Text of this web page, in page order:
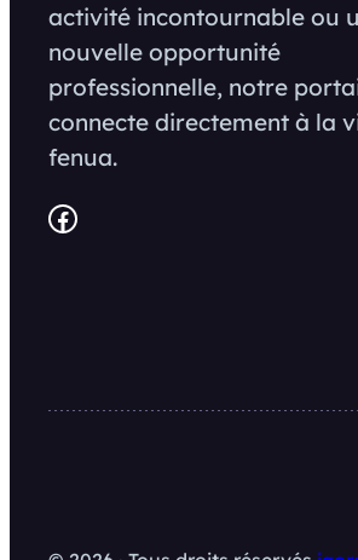
activité incontournable ou
nouvelle opportunité
professionnelle, notre
connecte directement à la
fenua.
Facebook